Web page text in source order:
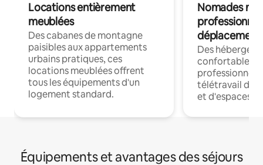
Locations entièrement
meublées
Des cabanes de montagne
paisibles aux appartements
urbains pratiques, ces
locations meublées offrent
tous les équipements d'un
logement standard.
Nomades
déplacement
Des
confortables
professionnels
télétravail
et d'espaces
Équipements et avantages des séjours